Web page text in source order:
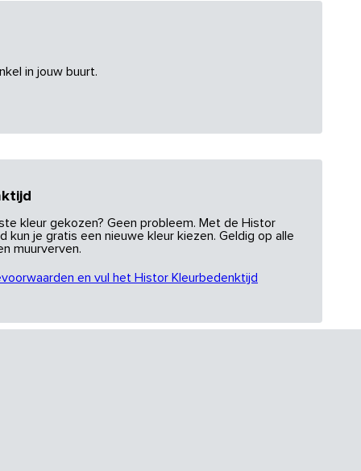
in jouw buurt.
kleur gekozen? Geen probleem. Met de Histor
kun je gratis een nieuwe kleur kiezen. Geldig op alle
muurverven.
en vul het Histor Kleurbedenktijd